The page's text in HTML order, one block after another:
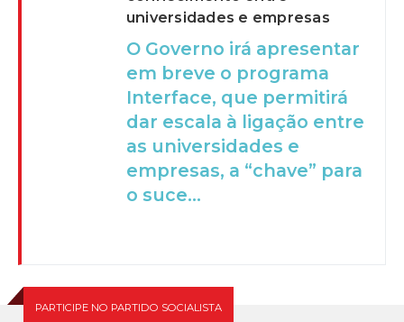
universidades e empresas
O Governo irá apresentar
em breve o programa
Interface, que permitirá
dar escala à ligação entre
as universidades e
empresas, a “chave” para
o suce...
PARTICIPE NO PARTIDO SOCIALISTA